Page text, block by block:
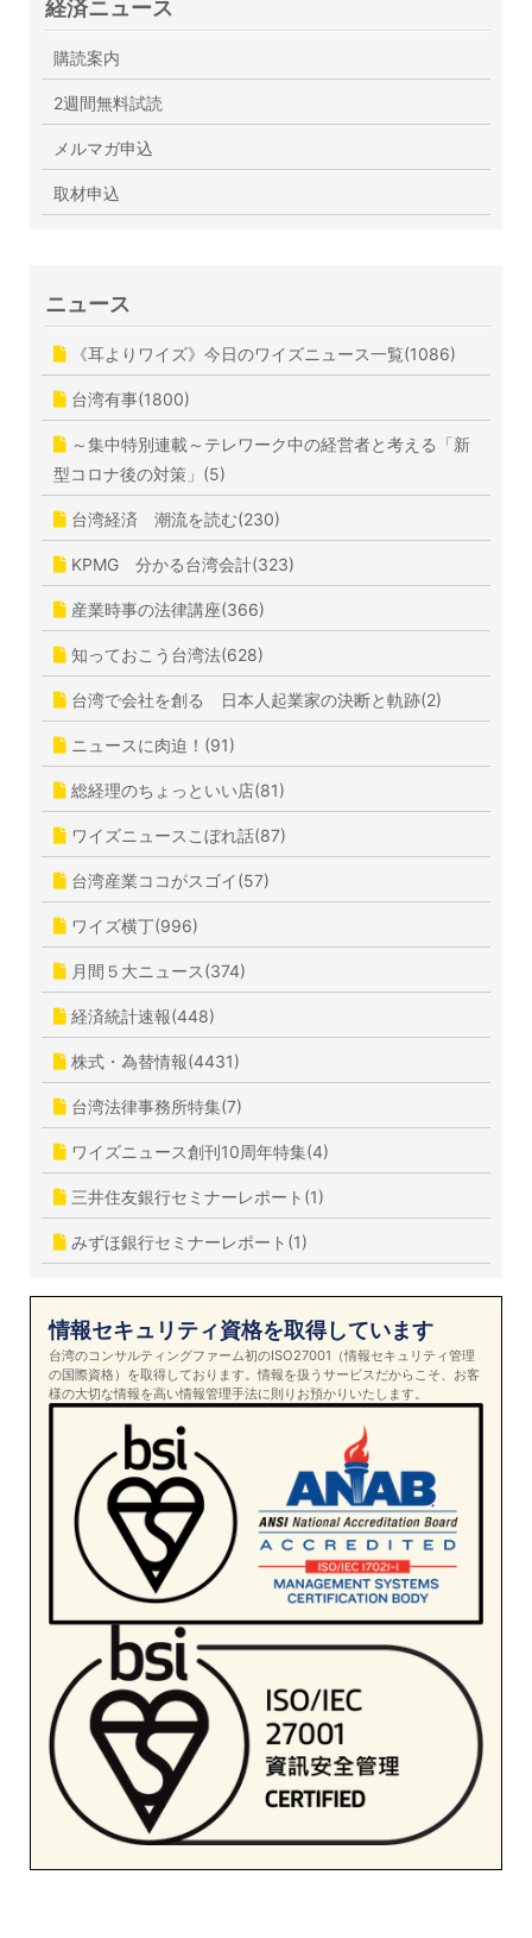
経済ニュース
購読案内
2週間無料試読
メルマガ申込
取材申込
ニュース
《耳よりワイズ》今日のワイズニュース一覧(1086)
台湾有事(1800)
～集中特別連載～テレワーク中の経営者と考える「新
型コロナ後の対策」(5)
台湾経済 潮流を読む(230)
KPMG 分かる台湾会計(323)
産業時事の法律講座(366)
知っておこう台湾法(628)
台湾で会社を創る 日本人起業家の決断と軌跡(2)
ニュースに肉迫！(91)
総経理のちょっといい店(81)
ワイズニュースこぼれ話(87)
台湾産業ココがスゴイ(57)
ワイズ横丁(996)
月間５大ニュース(374)
経済統計速報(448)
株式・為替情報(4431)
台湾法律事務所特集(7)
ワイズニュース創刊10周年特集(4)
三井住友銀行セミナーレポート(1)
みずほ銀行セミナーレポート(1)
情報セキュリティ資格を取得しています
台湾のコンサルティングファーム初のISO27001（情報セキュリティ管理
の国際資格）を取得しております。情報を扱うサービスだからこそ、お客
様の大切な情報を高い情報管理手法に則りお預かりいたします。